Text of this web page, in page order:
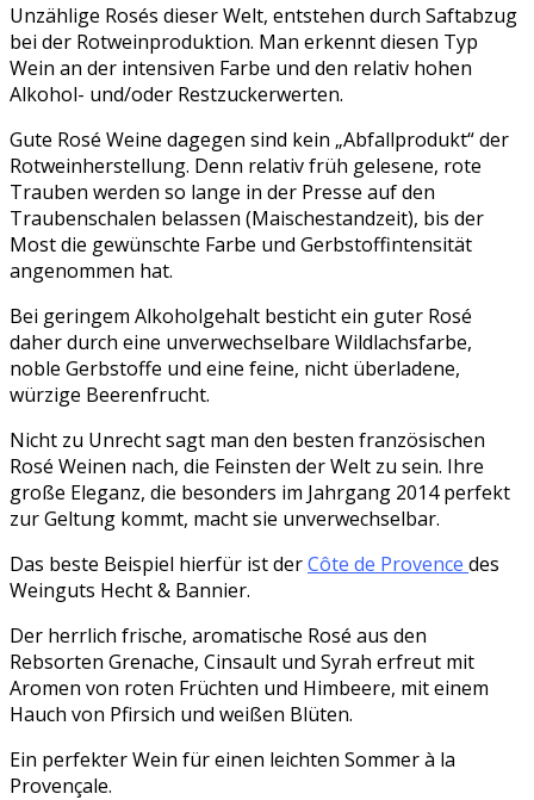
Unzählige Rosés dieser Welt, entstehen durch Saftabzug
bei der Rotweinproduktion. Man erkennt diesen Typ
Wein an der intensiven Farbe und den relativ hohen
Alkohol- und/oder Restzuckerwerten.
Gute Rosé Weine dagegen sind kein „Abfallprodukt“ der
Rotweinherstellung. Denn relativ früh gelesene, rote
Trauben werden so lange in der Presse auf den
Traubenschalen belassen (Maischestandzeit), bis der
Most die gewünschte Farbe und Gerbstoffintensität
angenommen hat.
Bei geringem Alkoholgehalt besticht ein guter Rosé
daher durch eine unverwechselbare Wildlachsfarbe,
noble Gerbstoffe und eine feine, nicht überladene,
würzige Beerenfrucht.
Nicht zu Unrecht sagt man den besten französischen
Rosé Weinen nach, die Feinsten der Welt zu sein. Ihre
große Eleganz, die besonders im Jahrgang 2014 perfekt
zur Geltung kommt, macht sie unverwechselbar.
Das beste Beispiel hierfür ist derCôte de Provence des
Weinguts Hecht & Bannier.
Der herrlich frische, aromatische Rosé aus den
Rebsorten Grenache, Cinsault und Syrah erfreut mit
Aromen von roten Früchten und Himbeere, mit einem
Hauch von Pfirsich und weißen Blüten.
Ein perfekter Wein für einen leichten Sommer à la
Provençale.